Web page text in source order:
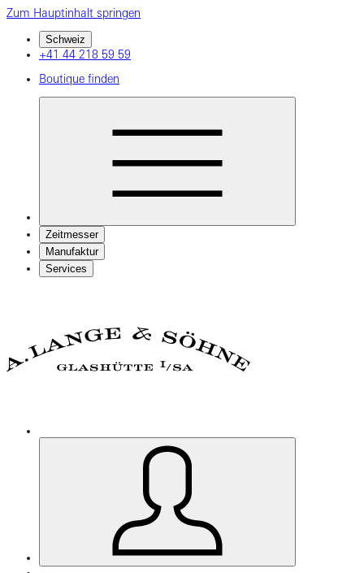
Zum Hauptinhalt springen
Schweiz
+41 44 218 59 59
Boutique finden
Zeitmesser
Manufaktur
Services